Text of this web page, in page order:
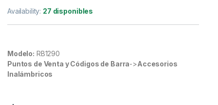
Availability: 27 disponibles
Modelo: RB1290
Puntos de Venta y Códigos de Barra->Accesorios
Inalámbricos